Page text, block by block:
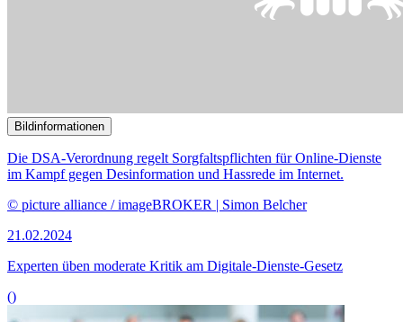
Bildinformationen
zusammen.
© DBT/Simone M. Neumann
17.01.2024
55. Sitzung des Digitalausschusses